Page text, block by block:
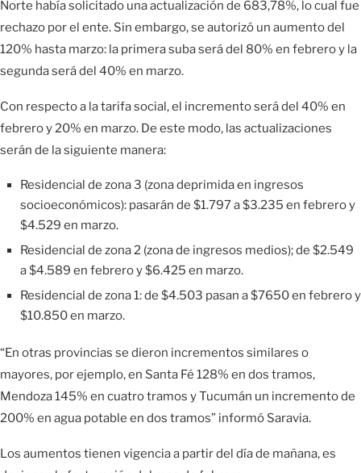
Norte había solicitado una actualización de 683,78%, lo cual fue
rechazo por el ente. Sin embargo, se autorizó un aumento del
120% hasta marzo: la primera suba será del 80% en febrero y la
segunda será del 40% en marzo.
Con respecto a la tarifa social, el incremento será del 40% en
febrero y 20% en marzo. De este modo, las actualizaciones
serán de la siguiente manera:
Residencial de zona 3 (zona deprimida en ingresos
socioeconómicos): pasarán de $1.797 a $3.235 en febrero y
$4.529 en marzo.
Residencial de zona 2 (zona de ingresos medios); de $2.549
a $4.589 en febrero y $6.425 en marzo.
Residencial de zona 1: de $4.503 pasan a $7650 en febrero y
$10.850 en marzo.
“En otras provincias se dieron incrementos similares o
mayores, por ejemplo, en Santa Fé 128% en dos tramos,
Mendoza 145% en cuatro tramos y Tucumán un incremento de
200% en agua potable en dos tramos” informó Saravia.
Los aumentos tienen vigencia a partir del día de mañana, es